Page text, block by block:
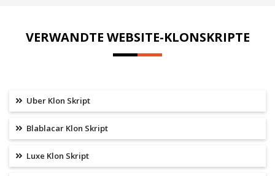
VERWANDTE WEBSITE-KLONSKRIPTE
Uber Klon Skript
Blablacar Klon Skript
Luxe Klon Skript